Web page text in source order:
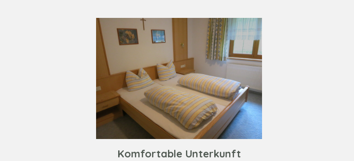
Komfortable Unterkunft